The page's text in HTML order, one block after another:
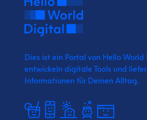
Dies ist ein Portal von Hello
entwickeln digitale Tools und
Informationen für Deinen Alltag.